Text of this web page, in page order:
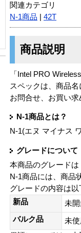
関連カテゴリ
N-1商品
42T
商品説明
「Intel PRO
スペックは、商品名
お問合せ、お買い
N-1商品とは？
N-1(エヌ マイナス
グレードについて
本商品のグレード
N-1商品には、商品
グレードの内容は以
新品
未
バルク品
未